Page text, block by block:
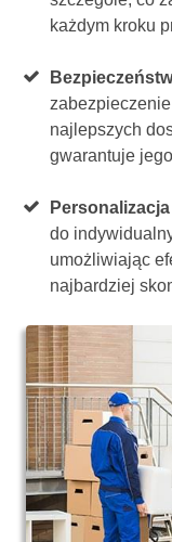
każdym kroku
najlepszych
gwarantuje
Personalizacja
do
umożliwiając
najbardziej